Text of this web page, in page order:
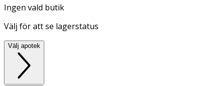
Ingen vald butik
Välj för att se lagerstatus
Välj apotek